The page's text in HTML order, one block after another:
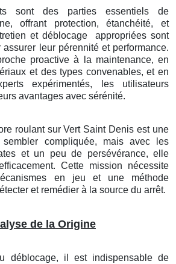
sont des parties essentiels de
offrant protection, étanchéité, et
et déblocage
appropriées sont
leur pérennité et performance.
proactive à la maintenance, en
et des types convenables, et en
expérimentés, les utilisateurs
avantages avec sérénité.
roulant sur Vert Saint Denisest une
compliquée, mais avec les
et un peu de persévérance, elle
Cette mission nécessite
en jeu et une méthode
et remédier à la source du arrêt.
de la Origine
déblocage, il est indispensable de